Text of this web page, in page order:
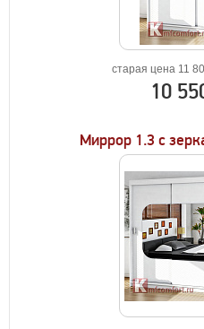
старая цена 11
10
Миррор 1.3 с